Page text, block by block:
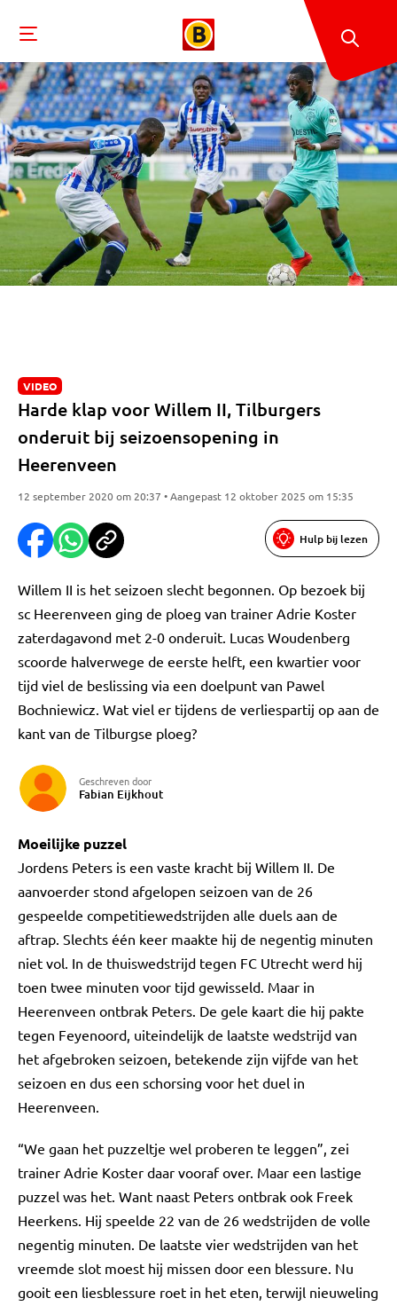
VIDEO
Harde klap voor Willem II, Tilburgers
onderuit bij seizoensopening in
Heerenveen
12 september 2020 om 20:37 • Aangepast 12 oktober 2025 om 15:35
Hulp bij lezen
Willem II is het seizoen slecht begonnen. Op bezoek bij
sc Heerenveen ging de ploeg van trainer Adrie Koster
zaterdagavond met 2-0 onderuit. Lucas Woudenberg
scoorde halverwege de eerste helft, een kwartier voor
tijd viel de beslissing via een doelpunt van Pawel
Bochniewicz. Wat viel er tijdens de verliespartij op aan de
kant van de Tilburgse ploeg?
Geschreven door
Fabian Eijkhout
Moeilijke puzzel
Jordens Peters is een vaste kracht bij Willem II. De
aanvoerder stond afgelopen seizoen van de 26
gespeelde competitiewedstrijden alle duels aan de
aftrap. Slechts één keer maakte hij de negentig minuten
niet vol. In de thuiswedstrijd tegen FC Utrecht werd hij
toen twee minuten voor tijd gewisseld. Maar in
Heerenveen ontbrak Peters. De gele kaart die hij pakte
tegen Feyenoord, uiteindelijk de laatste wedstrijd van
het afgebroken seizoen, betekende zijn vijfde van het
seizoen en dus een schorsing voor het duel in
Heerenveen.
“We gaan het puzzeltje wel proberen te leggen”, zei
trainer Adrie Koster daar vooraf over. Maar een lastige
puzzel was het. Want naast Peters ontbrak ook Freek
Heerkens. Hij speelde 22 van de 26 wedstrijden de volle
negentig minuten. De laatste vier wedstrijden van het
vreemde slot moest hij missen door een blessure. Nu
gooit een liesblessure roet in het eten, terwijl nieuweling